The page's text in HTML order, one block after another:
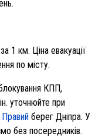
1 км. Ціна евакуації
по місту.
КПП,
уточнюйте при
Правий берег Дніпра. У
без посередників.